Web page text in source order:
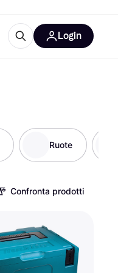
Login
Ruote
Confronta prodotti